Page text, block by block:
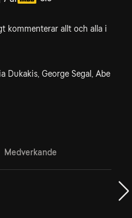
kommenterar allt och alla i
Dukakis, George Segal, Abe
Medverkande